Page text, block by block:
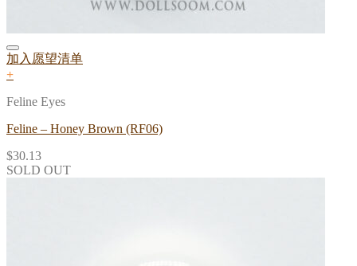
加入愿望清单
+
Feline Eyes
Feline – Honey Brown (RF06)
$30.13
SOLD OUT